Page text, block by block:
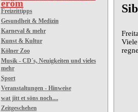
Freizeittipps
Gesundheit & Medizin
Karneval & mehr
Kunst & Kultur
Kölner Zoo
Musik - CD´s, Neuigkeiten und vieles
mehr
Sport
Veranstaltungen - Hinweise
wat jitt et söns noch....
Zeitgeschehen